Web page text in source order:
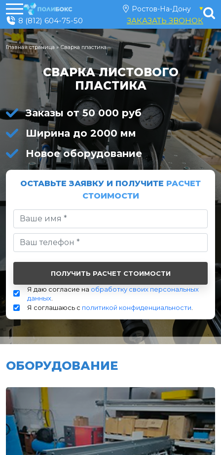
8 (812) 604-75-50 ЗАКАЗАТЬ ЗВОНОК
Главная страница »Сварка пластика
СВАРКА ЛИСТОВОГО
ПЛАСТИКА
Заказы от 50 000 руб
Ширина до 2000 мм
Новое оборудование
ОСТАВЬТЕ ЗАЯВКУ И ПОЛУЧИТЕ РАСЧЕТ
СТОИМОСТИ
Я даю согласие на обработку своих персональных
данных
Я соглашаюсь с политикой конфиденциальности
ОБОРУДОВАНИЕ